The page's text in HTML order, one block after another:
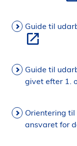
Guide til
Guide til
givet efter 1.
Orientering
ansvaret for